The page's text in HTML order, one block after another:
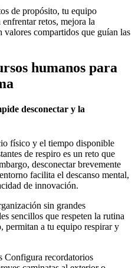
de propósito, tu equipo
enfrentar retos, mejora la
valores compartidos que guían las
humanos para
desconectar y la
físico y el tiempo disponible
de respiro es un reto que
desconectar brevemente
facilita el descanso mental,
de innovación.
sin grandes
sencillos que respeten la rutina
permitan a tu equipo respirar y
Configura recordatorios